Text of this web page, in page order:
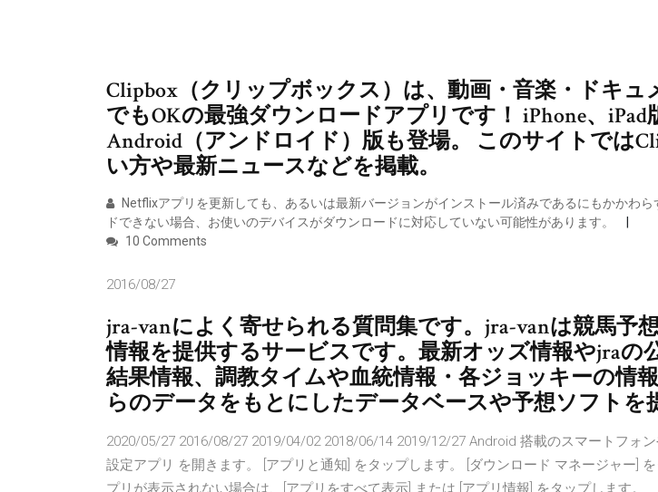
Clipbox（クリップボックス）は、動画・音楽・ドキュ
でもOKの最強ダウンロードアプリです！ iPhone、iPad
Android（アンドロイド）版も登場。 このサイトでは
い方や最新ニュースなどを掲載。
Netflixアプリを更新しても、あるいは最新バージョンがインストール済みであるにもかかわら
ドできない場合、お使いのデバイスがダウンロードに対応していない可能性があります。
10 Comments
2016/08/27
jra-vanによく寄せられる質問集です。jra-vanは競馬予
情報を提供するサービスです。最新オッズ情報やjraの
結果情報、調教タイムや血統情報・各ジョッキーの情
らのデータをもとにしたデータベースや予想ソフトを
2020/05/27 2016/08/27 2019/04/02 2018/06/14 2019/12/27 Android 搭載のスマートフォン
設定アプリ を開きます。 [アプリと通知] をタップします。 [ダウンロード マネージャー]
プリが表示されない場合は、[アプリをすべて表示] または [アプリ情報] をタップします。